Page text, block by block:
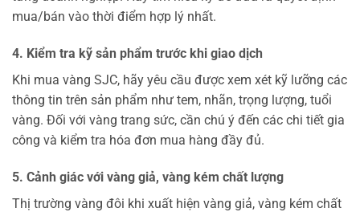
mua/bán vào thời điểm hợp lý nhất.
4. Kiểm tra kỹ sản phẩm trước khi giao dịch
Khi mua vàng SJC, hãy yêu cầu được xem xét kỹ lưỡng các
thông tin trên sản phẩm như tem, nhãn, trọng lượng, tuổi
vàng. Đối với vàng trang sức, cần chú ý đến các chi tiết gia
công và kiểm tra hóa đơn mua hàng đầy đủ.
5. Cảnh giác với vàng giả, vàng kém chất lượng
Thị trường vàng đôi khi xuất hiện vàng giả, vàng kém chất